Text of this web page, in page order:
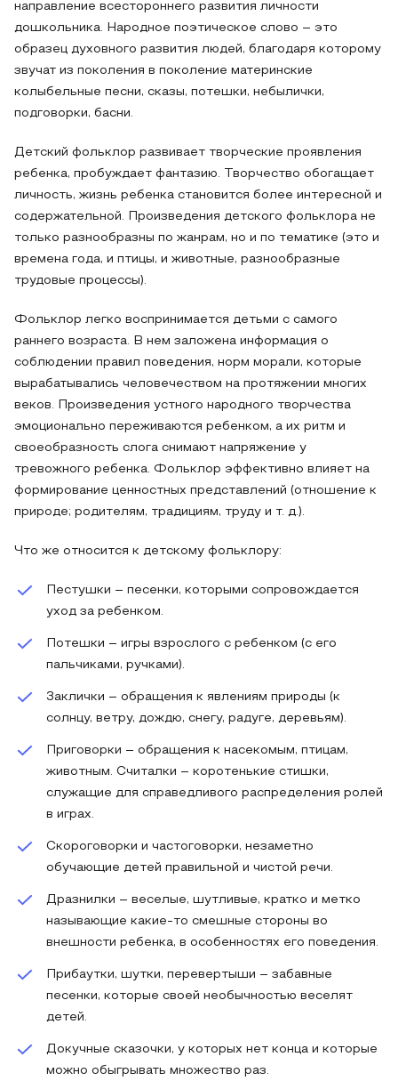
направление всестороннего развития личности
дошкольника. Народное поэтическое слово – это
образец духовного развития людей, благодаря которому
звучат из поколения в поколение материнские
колыбельные песни, сказы, потешки, небылички,
подговорки, басни.
Детский фольклор развивает творческие проявления
ребенка, пробуждает фантазию. Творчество обогащает
личность, жизнь ребенка становится более интересной и
содержательной. Произведения детского фольклора не
только разнообразны по жанрам, но и по тематике (это и
времена года, и птицы, и животные, разнообразные
трудовые процессы).
Фольклор легко воспринимается детьми с самого
раннего возраста. В нем заложена информация о
соблюдении правил поведения, норм морали, которые
вырабатывались человечеством на протяжении многих
веков. Произведения устного народного творчества
эмоционально переживаются ребенком, а их ритм и
своеобразность слога снимают напряжение у
тревожного ребенка. Фольклор эффективно влияет на
формирование ценностных представлений (отношение к
природе; родителям, традициям, труду и т. д.).
Что же относится к детскому фольклору:
Пестушки – песенки, которыми сопровождается
уход за ребенком.
Потешки – игры взрослого с ребенком (с его
пальчиками, ручками).
3аклички – обращения к явлениям природы (к
солнцу, ветру, дождю, снегу, радуге, деревьям).
Приговорки – обращения к насекомым, птицам,
животным. Считалки – коротенькие стишки,
служащие для справед­ливого распределения ролей
в играх.
Скороговорки и частоговорки, незаметно
обучающие детей правильной и чистой речи.
Дразнилки – веселые, шутливые, кратко и метко
называю­щие какие-то смешные стороны во
внешности ребенка, в осо­бенностях его поведения.
Прибаутки, шутки, перевертыши – забавные
песенки, которые своей необычностью веселят
детей.
Докучные сказочки, у которых нет конца и которые
можно обыгрывать множество раз.